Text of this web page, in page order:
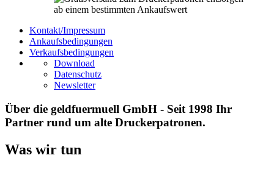
Kontakt/Impressum
Ankaufsbedingungen
Verkaufsbedingungen
Download
Datenschutz
Newsletter
Über die geldfuermuell GmbH - Seit 1998 Ihr
Partner rund um alte Druckerpatronen.
Was wir tun